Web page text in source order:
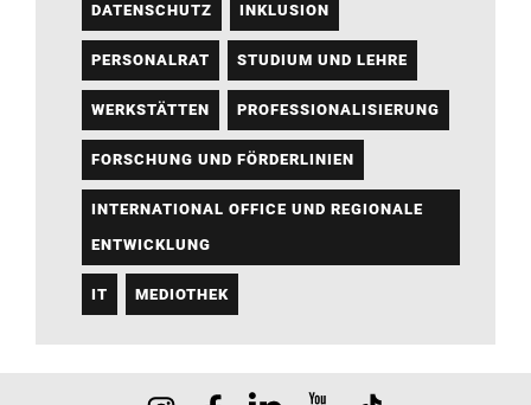
DATENSCHUTZ INKLUSION
PERSONALRAT STUDIUM UND LEHRE
WERKSTÄTTEN PROFESSIONALISIERUNG
FORSCHUNG UND FÖRDERLINIEN
INTERNATIONAL OFFICE UND REGIONALE
ENTWICKLUNG
IT MEDIOTHEK